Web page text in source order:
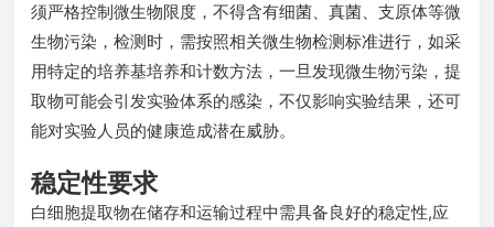
须严格控制微生物限度，不得含有细菌、真菌、支原体等微
生物污染，检测时，需按照相关微生物检测标准进行，如采
用特定的培养基培养和计数方法，一旦发现微生物污染，提
取物可能会引发实验体系的感染，不仅影响实验结果，还可
能对实验人员的健康造成潜在威胁。
稳定性要求
白细胞提取物在储存和运输过程中需具备良好的稳定性,应